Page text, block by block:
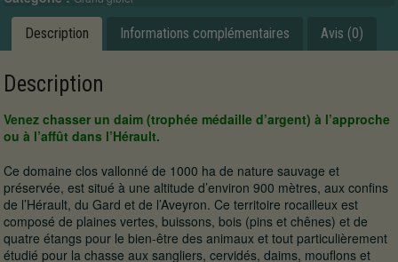
l’approche
l’affût
dans
l’Hérault.
Description Informations complémentaires Avis (0)
Description
Venez chasser un daim (trophée médaille d’argent) à l’approche
ou à l’affût dans l’Hérault.
Ce domaine clos vallonné de 1000 ha de nature sauvage et
préservée, est situé à une altitude d’environ 900 mètres, aux confins
de l’Hérault, du Gard et de l’Aveyron. Ce territoire rocailleux est
composé de plaines vertes, buissons, bois (pins et chênes) et de
quatre étangs pour le bien-être des animaux et tout particulièrement
étudié pour la chasse aux sangliers, cervidés, daims, mouflons et